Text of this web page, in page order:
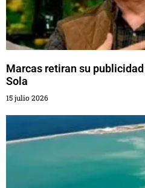
Marcas retiran su
Sola
15 julio 2026